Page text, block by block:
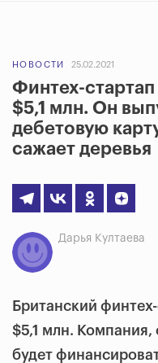
НОВОСТИ 25.02.2021
Финтех-
$5,1 млн. Он
дебетовую
сажает деревья
Дарья Култаева
Британский
$5,1 млн. Компания,
будет